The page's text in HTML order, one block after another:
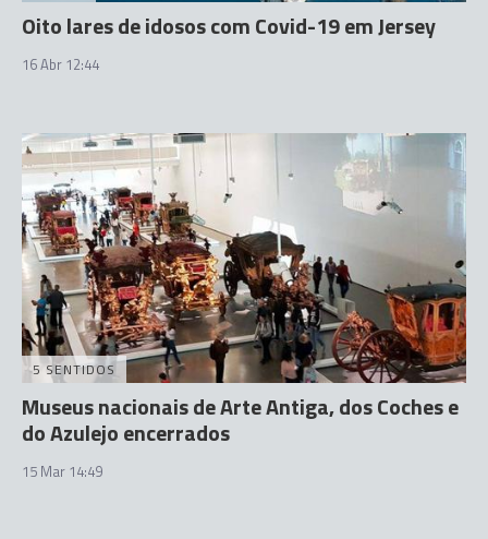
Oito lares de idosos com Covid-19 em Jersey
16 Abr 12:44
5 SENTIDOS
Museus nacionais de Arte Antiga, dos Coches e
do Azulejo encerrados
15 Mar 14:49